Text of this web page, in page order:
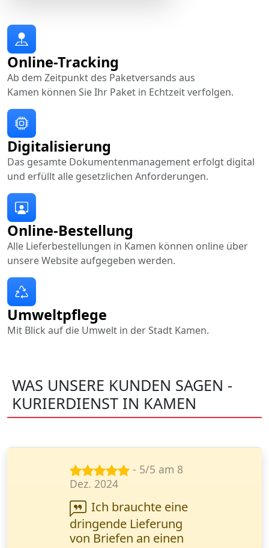
Online-Bestellung
Alle Lieferbestellungen in Kamen können online über
unsere Website aufgegeben werden.
Online-Tracking
Ab dem Zeitpunkt des Paketversands aus
Kamen können Sie Ihr Paket in Echtzeit verfolgen.
Digitalisierung
Das gesamte Dokumentenmanagement erfolgt digital
und erfüllt alle gesetzlichen Anforderungen.
Umweltpflege
Mit Blick auf die Umwelt in der Stadt Kamen.
WAS UNSERE KUNDEN SAGEN -
KURIERDIENST IN KAMEN
- 5/5 am 14
Nov. 2024
Wir arbeiten
regelmäßig mit diesem
Kurierdienst